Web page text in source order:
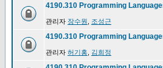
4190.310 Programming
관리자 장수원 조성근
4190.310 Programming
관리자 허기홍 김희정